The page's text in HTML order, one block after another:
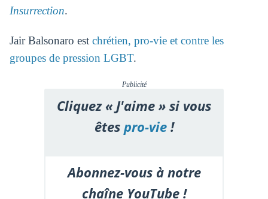
Insurrection.
Jair Balsonaro est chrétien, pro-vie et contre les
groupes de pression LGBT.
Publicité
Cliquez « J'aime » si vous
êtespro-vie!
Abonnez-vous à notre
chaîne YouTube !